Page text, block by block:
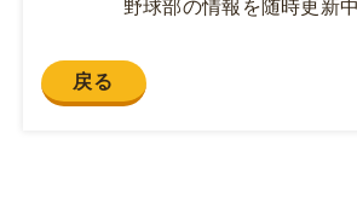
野球部の情報を随時更新
戻る